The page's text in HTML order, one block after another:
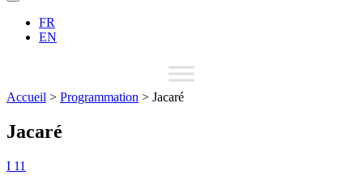
FR
EN
Accueil > Programmation > Jacaré
Jacaré
I 11